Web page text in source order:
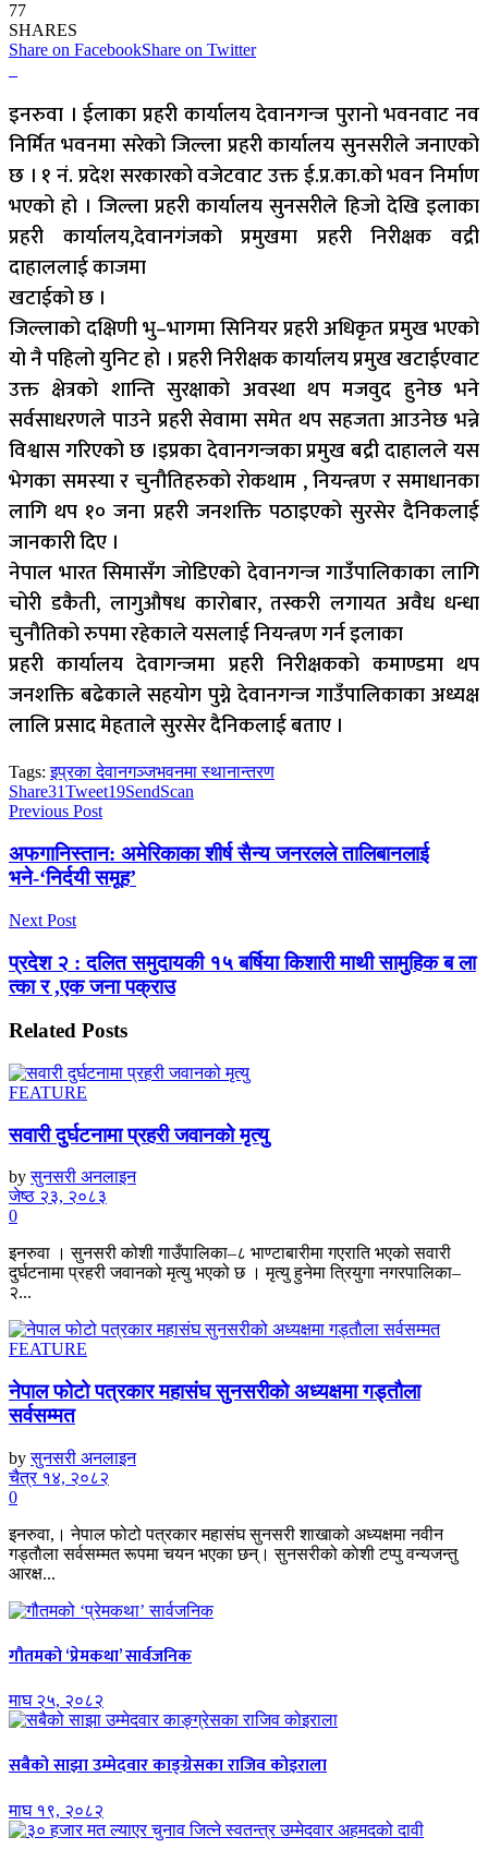
77
SHARES
Share on FacebookShare on Twitter
इनरुवा । ईलाका प्रहरी कार्यालय देवानगन्ज पुरानो भवनवाट नव
निर्मित भवनमा सरेको जिल्ला प्रहरी कार्यालय सुनसरीले जनाएको
छ । १ नं. प्रदेश सरकारको वजेटवाट उक्त ई.प्र.का.को भवन निर्माण
भएको हो । जिल्ला प्रहरी कार्यालय सुनसरीले हिजो देखि इलाका
प्रहरी कार्यालय,देवानगंजको प्रमुखमा प्रहरी निरीक्षक वद्री
दाहाललाई काजमा
खटाईको छ ।
जिल्लाको दक्षिणी भु–भागमा सिनियर प्रहरी अधिकृत प्रमुख भएको
यो नै पहिलो युनिट हो । प्रहरी निरीक्षक कार्यालय प्रमुख खटाईएवाट
उक्त क्षेत्रको शान्ति सुरक्षाको अवस्था थप मजवुद हुनेछ भने
सर्वसाधरणले पाउने प्रहरी सेवामा समेत थप सहजता आउनेछ भन्ने
विश्वास गरिएको छ ।इप्रका देवानगन्जका प्रमुख बद्री दाहालले यस
भेगका समस्या र चुनौतिहरुको रोकथाम , नियन्त्रण र समाधानका
लागि थप १० जना प्रहरी जनशक्ति पठाइएको सुरसेर दैनिकलाई
जानकारी दिए ।
नेपाल भारत सिमासँग जोडिएको देवानगन्ज गाउँपालिकाका लागि
चोरी डकैती, लागुऔषध कारोबार, तस्करी लगायत अवैध धन्धा
चुनौतिको रुपमा रहेकाले यसलाई नियन्त्रण गर्न इलाका
प्रहरी कार्यालय देवागन्जमा प्रहरी निरीक्षकको कमाण्डमा थप
जनशक्ति बढेकाले सहयोग पुग्ने देवानगन्ज गाउँपालिकाका अध्यक्ष
लालि प्रसाद मेहताले सुरसेर दैनिकलाई बताए ।
Tags: इप्रका देवानगञ्जभवनमा स्थानान्तरण
Share31Tweet19SendScan
Previous Post
अफगानिस्तान: अमेरिकाका शीर्ष सैन्य जनरलले तालिबानलाई
भने-‘निर्दयी समूह’
Next Post
प्रदेश २ : दलित समुदायकी १५ बर्षिया किशारी माथी सामुहिक ब ला
त्का र ,एक जना पक्राउ
Related Posts
FEATURE
सवारी दुर्घटनामा प्रहरी जवानको मृत्यु
by सुनसरी अनलाइन
जेष्ठ २३, २०८३
0
इनरुवा । सुनसरी कोशी गाउँपालिका–८ भाण्टाबारीमा गएराति भएको सवारी
दुर्घटनामा प्रहरी जवानको मृत्यु भएको छ । मृत्यु हुनेमा त्रियुगा नगरपालिका–
२...
FEATURE
नेपाल फोटो पत्रकार महासंघ सुनसरीको अध्यक्षमा गड्ताैला
सर्वसम्मत
by सुनसरी अनलाइन
चैत्र १४, २०८२
0
इनरुवा,। नेपाल फोटो पत्रकार महासंघ सुनसरी शाखाको अध्यक्षमा नवीन
गड्ताैला सर्वसम्मत रूपमा चयन भएका छन्। सुनसरीको काेशी टप्पु वन्यजन्तु
आरक्ष...
गौतमको ‘प्रेमकथा’ सार्वजनिक
माघ २५, २०८२
सबैको साझा उम्मेदवार काङ्ग्रेसका राजिव कोइराला
माघ १९, २०८२